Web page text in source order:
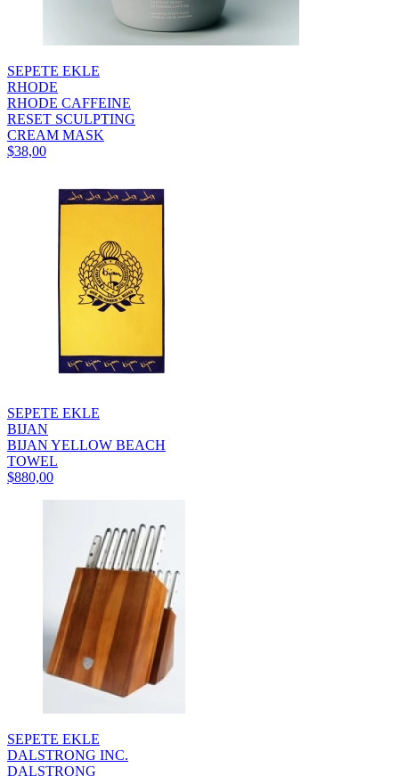
SEPETE EKLE
RHODE
RHODE CAFFEINE
RESET SCULPTING
CREAM MASK
$38,00
SEPETE EKLE
BIJAN
BIJAN YELLOW BEACH
TOWEL
$880,00
SEPETE EKLE
DALSTRONG INC.
DALSTRONG